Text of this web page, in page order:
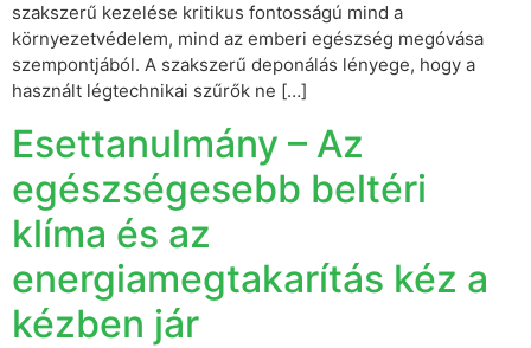
szakszerű kezelése kritikus fontosságú mind a
környezetvédelem, mind az emberi egészség megóvása
szempontjából. A szakszerű deponálás lényege, hogy a
használt légtechnikai szűrők ne […]
Esettanulmány – Az
egészségesebb beltéri
klíma és az
energiamegtakarítás kéz a
kézben jár